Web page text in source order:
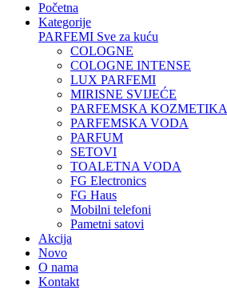
Početna
Kategorije
PARFEMI Sve za kuću
COLOGNE
COLOGNE INTENSE
LUX PARFEMI
MIRISNE SVIJEĆE
PARFEMSKA KOZMETIKA
PARFEMSKA VODA
PARFUM
SETOVI
TOALETNA VODA
FG Electronics
FG Haus
Mobilni telefoni
Pametni satovi
Akcija
Novo
O nama
Kontakt